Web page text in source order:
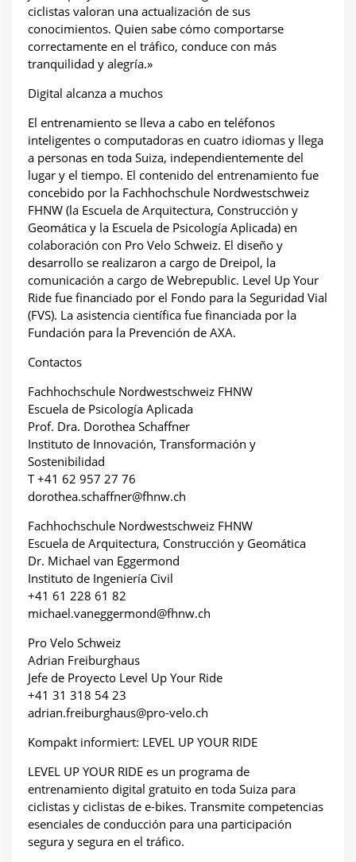
ciclistas valoran una actualización de sus
conocimientos. Quien sabe cómo comportarse
correctamente en el tráfico, conduce con más
tranquilidad y alegría.»
Digital alcanza a muchos
El entrenamiento se lleva a cabo en teléfonos
inteligentes o computadoras en cuatro idiomas y llega
a personas en toda Suiza, independientemente del
lugar y el tiempo. El contenido del entrenamiento fue
concebido por la Fachhochschule Nordwestschweiz
FHNW (la Escuela de Arquitectura, Construcción y
Geomática y la Escuela de Psicología Aplicada) en
colaboración con Pro Velo Schweiz. El diseño y
desarrollo se realizaron a cargo de Dreipol, la
comunicación a cargo de Webrepublic. Level Up Your
Ride fue financiado por el Fondo para la Seguridad Vial
(FVS). La asistencia científica fue financiada por la
Fundación para la Prevención de AXA.
Contactos
Fachhochschule Nordwestschweiz FHNW
Escuela de Psicología Aplicada
Prof. Dra. Dorothea Schaffner
Instituto de Innovación, Transformación y
Sostenibilidad
T +41 62 957 27 76
dorothea.schaffner@fhnw.ch
Fachhochschule Nordwestschweiz FHNW
Escuela de Arquitectura, Construcción y Geomática
Dr. Michael van Eggermond
Instituto de Ingeniería Civil
+41 61 228 61 82
michael.vaneggermond@fhnw.ch
Pro Velo Schweiz
Adrian Freiburghaus
Jefe de Proyecto Level Up Your Ride
+41 31 318 54 23
adrian.freiburghaus@pro-velo.ch
Kompakt informiert: LEVEL UP YOUR RIDE
LEVEL UP YOUR RIDE es un programa de
entrenamiento digital gratuito en toda Suiza para
ciclistas y ciclistas de e-bikes. Transmite competencias
esenciales de conducción para una participación
segura y segura en el tráfico.